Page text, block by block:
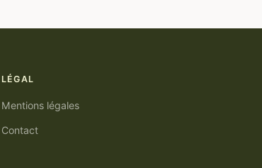
LÉGAL
Mentions légales
Contact